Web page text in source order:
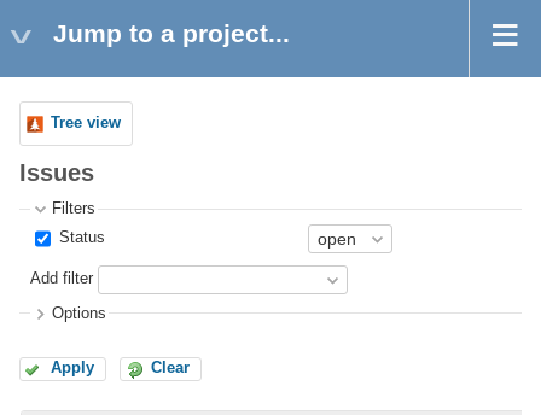
Jump to a project...
Tree view
Issues
Filters
Status
Add filter
Options
Apply Clear